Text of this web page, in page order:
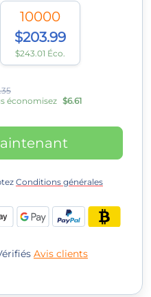
10000
$203.99
$243.01 Éco.
économisez $6.61
Conditions générales
Avis clients